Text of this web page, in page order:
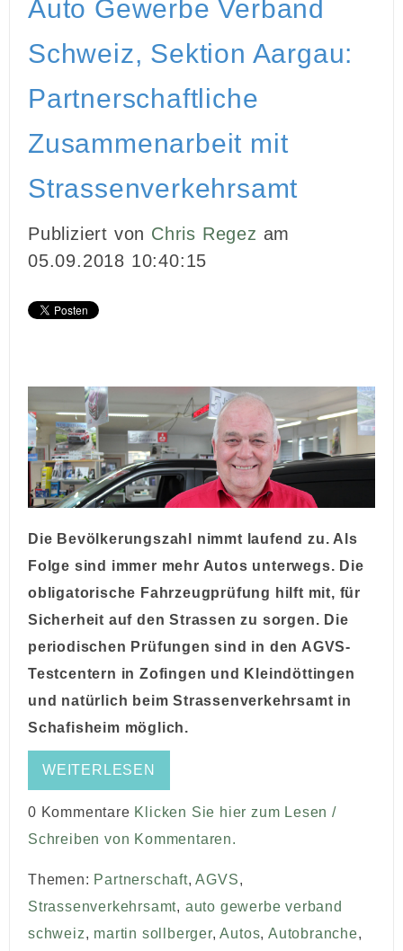
GHOSTWRITING
EVENTS
VIDEOPRODUKTION
Auto Gewerbe Verband
Schweiz, Sektion Aargau:
Partnerschaftliche
Zusammenarbeit mit
Strassenverkehrsamt
Publiziert von Chris Regez am
05.09.2018 10:40:15
Die Bevölkerungszahl nimmt laufend zu. Als
Folge sind immer mehr Autos unterwegs. Die
obligatorische Fahrzeugprüfung hilft mit, für
Sicherheit auf den Strassen zu sorgen. Die
periodischen Prüfungen sind in den AGVS-
Testcentern in Zofingen und Kleindöttingen
und natürlich beim Strassenverkehrsamt in
Schafisheim möglich.
WEITERLESEN
0 Kommentare Klicken Sie hier zum Lesen /
Schreiben von Kommentaren.
Themen: Partnerschaft,AGVS,
Strassenverkehrsamt, auto gewerbe verband
schweiz, martin sollberger,Autos,Autobranche,